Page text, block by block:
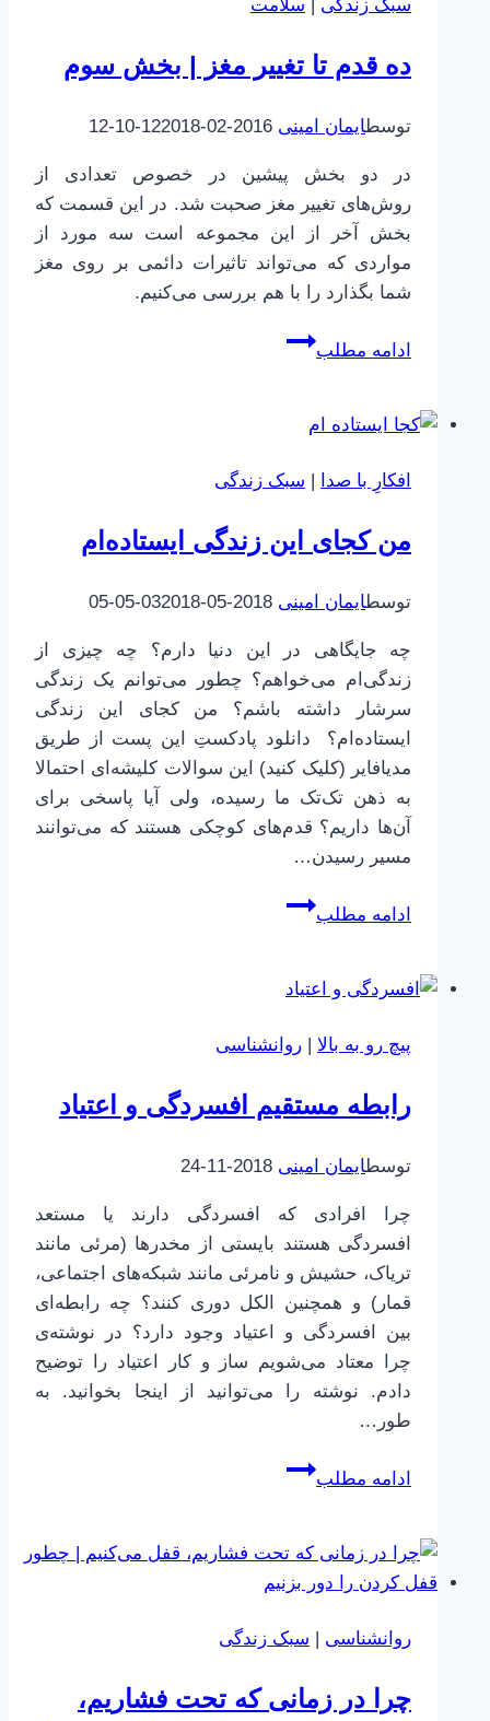
زبان
پودیکم
Headspace
سبک زندگی سلامت
ده قدم تا تغییر مغز | بخش سوم
توسطایمان امینی 2016-02-12
2018-10-12
در دو بخش پیشین در خصوص تعدادی از
روش‌های تغییر مغز صحبت شد. در این قسمت که
بخش آخر از این مجموعه است سه مورد از
مواردی که می‌تواند تاثیرات دائمی بر روی مغز
شما بگذارد را با هم بررسی می‌کنیم.
ادامه مطلب
ده
تغییر
|
سوم
افکارِ با صدا | سبک زندگی
من کجای این زندگی ایستاده‌ام
توسطایمان امینی 2018-05-03
2018-05-05
چه جایگاهی در این دنیا دارم؟ چه چیزی از
زندگی‌ام می‌خواهم؟ چطور می‌توانم یک زندگی
سرشار داشته باشم؟ من کجای این زندگی
ایستاده‌ام؟ دانلود پادکستِ این پست از طریق
مدیافایر (کلیک کنید) این سوالات کلیشه‌ای احتمالا
به ذهن تک‌تک ما رسیده، ولی آیا پاسخی برای
آن‌ها داریم؟ قدم‌های کوچکی هستند که می‌توانند
مسیر رسیدن…
ادامه مطلب
من
زندگی
پیچ رو به بالا | روانشناسی
رابطه مستقیم افسردگی و اعتیاد
توسطایمان امینی 2018-11-24
چرا افرادی که افسردگی دارند یا مستعد
افسردگی هستند بایستی از مخدرها (مرئی مانند
تریاک، حشیش و نامرئی مانند شبکه‌های اجتماعی،
قمار) و همچنین الکل دوری کنند؟ چه رابطه‌ای
بین افسردگی و اعتیاد وجود دارد؟ در نوشته‌ی
چرا معتاد می‌شویم ساز و کار اعتیاد را توضیح
دادم. نوشته را می‌توانید از اینجا بخوانید. به
طور…
ادامه مطلب
رابطه
و
اعتیاد
روانشناسی | سبک زندگی
چرا در زمانی که تحت فشاریم،